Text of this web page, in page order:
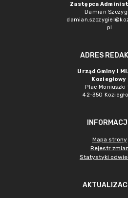
Zastępca
Damian
pl
ADRES
Urząd Gminy i
Koziegłowy
Plac Moniuszki
42-350
Mapa strony
Rejestr zmian
Statystyki